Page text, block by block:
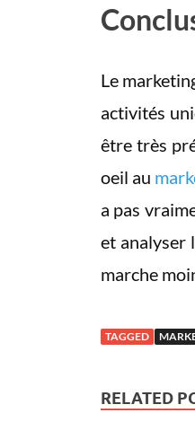
Le
activités
être très
oeil au
a pas
et analyser
marche
TAGGED
RELATED